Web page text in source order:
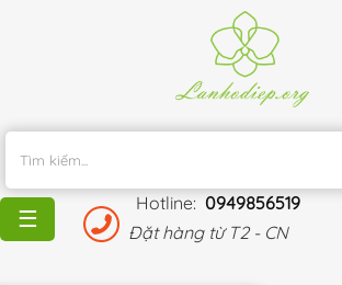
Hotline: 0949856519
Đặt hàng từ T2 - CN
MÃI
BLOG
☰